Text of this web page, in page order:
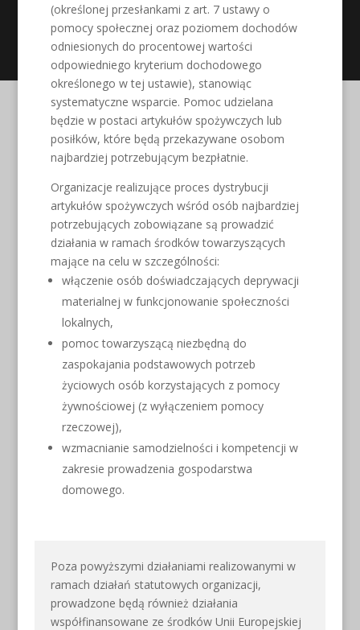
(określonej przesłankami z art. 7 ustawy o
pomocy społecznej oraz poziomem dochodów
odniesionych do procentowej wartości
odpowiedniego kryterium dochodowego
określonego w tej ustawie), stanowiąc
systematyczne wsparcie. Pomoc udzielana
będzie w postaci artykułów spożywczych lub
posiłków, które będą przekazywane osobom
najbardziej potrzebującym bezpłatnie.
Organizacje realizujące proces dystrybucji
artykułów spożywczych wśród osób najbardziej
potrzebujących zobowiązane są prowadzić
działania w ramach środków towarzyszących
mające na celu w szczególności:
włączenie osób doświadczających deprywacji
materialnej w funkcjonowanie społeczności
lokalnych,
pomoc towarzyszącą niezbędną do
zaspokajania podstawowych potrzeb
życiowych osób korzystających z pomocy
żywnościowej (z wyłączeniem pomocy
rzeczowej),
wzmacnianie samodzielności i kompetencji w
zakresie prowadzenia gospodarstwa
domowego.
Poza powyższymi działaniami realizowanymi w
ramach działań statutowych organizacji,
prowadzone będą również działania
współfinansowane ze środków Unii Europejskiej